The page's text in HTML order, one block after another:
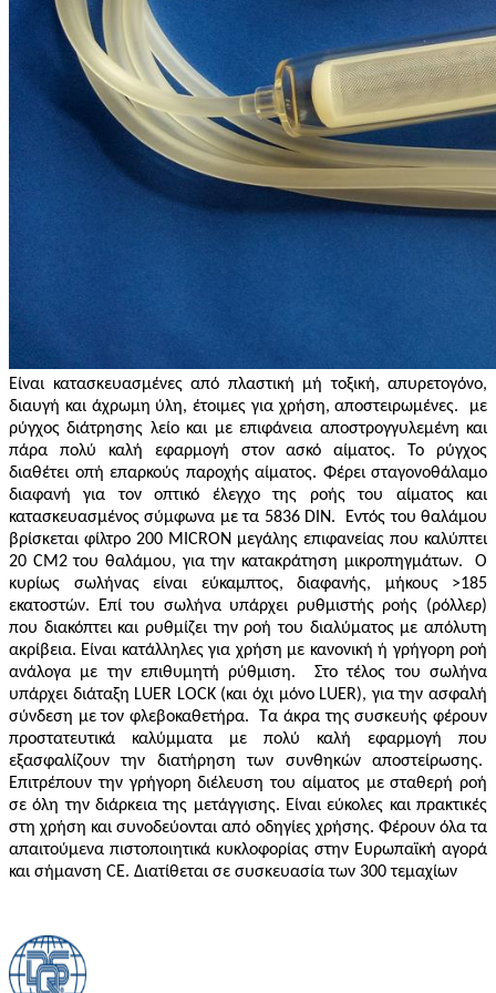
Είναι κατασκευασμένες από πλαστική μή τοξική, απυρετογόνο,
διαυγή και άχρωμη ύλη, έτοιμες για χρήση, αποστειρωμένες.
με
ρύγχος διάτρησης λείο και με επιφάνεια αποστρογγυλεμένη και
πάρα πολύ καλή εφαρμογή στον ασκό αίματος. Το ρύγχος
διαθέτει οπή επαρκούς παροχής αίματος. Φέρει σταγονοθάλαμο
διαφανή για τον οπτικό έλεγχο της ροής του αίματος και
κατασκευασμένος σύμφωνα με τα 5836 DIN.
Εντός του θαλάμου
βρίσκεται φίλτρο 200 MICRON μεγάλης επιφανείας που καλύπτει
20 CM2 του θαλάμου, για την κατακράτηση μικροπηγμάτων.
Ο
κυρίως σωλήνας είναι εύκαμπτος, διαφανής, μήκους >185
εκατοστών. Επί του σωλήνα υπάρχει ρυθμιστής ροής (ρόλλερ)
που διακόπτει και ρυθμίζει την ροή του διαλύματος με απόλυτη
ακρίβεια. Είναι κατάλληλες για χρήση με κανονική ή γρήγορη ροή
ανάλογα με την επιθυμητή ρύθμιση.
Στο τέλος του σωλήνα
υπάρχει διάταξη LUER LOCK (και όχι μόνο LUER), για την ασφαλή
σύνδεση με τον φλεβοκαθετήρα.
Τα άκρα της συσκευής φέρουν
προστατευτικά καλύμματα με πολύ καλή εφαρμογή που
εξασφαλίζουν την διατήρηση των συνθηκών αποστείρωσης.
Επιτρέπουν την γρήγορη διέλευση του αίματος με σταθερή ροή
σε όλη την διάρκεια της μετάγγισης. Είναι εύκολες και πρακτικές
στη χρήση και συνοδεύονται από οδηγίες χρήσης. Φέρουν όλα τα
απαιτούμενα πιστοποιητικά κυκλοφορίας στην Ευρωπαϊκή αγορά
και σήμανση CE. Διατίθεται σε συσκευασία των 300 τεμαχίων